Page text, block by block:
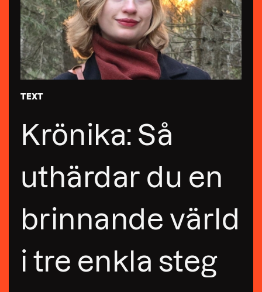
TEXT
Krönika: Så
uthärdar du en
brinnande värld
i tre enkla steg